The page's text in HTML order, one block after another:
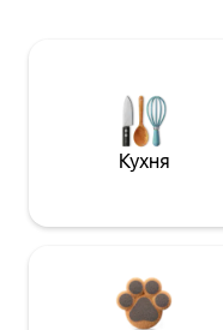
Кухня